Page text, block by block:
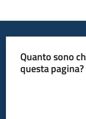
Quanto sono
questa pagina?